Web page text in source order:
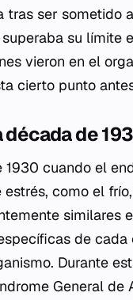
tras ser sometido
su límite
vieron en el
cierto punto
década de
1930 cuando el
como el
similares
de
Durante
General de